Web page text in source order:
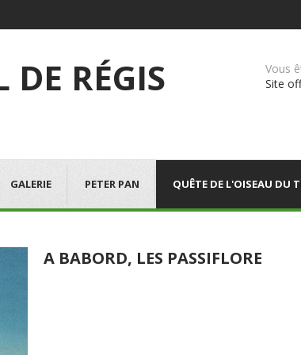
DE RÉGIS Vous
Site
GALERIE PETER PAN QUÊTE DE L'OISEAU DU
A BABORD, LES PASSIFLORE